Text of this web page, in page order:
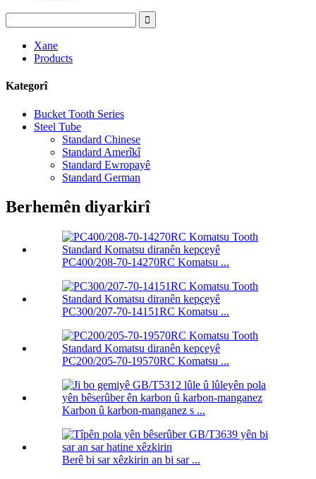
Xane
Products
Kategorî
Bucket Tooth Series
Steel Tube
Standard Chinese
Standard Amerîkî
Standard Ewropayê
Standard German
Berhemên diyarkirî
PC400/208-70-14270RC Komatsu ...
PC300/207-70-14151RC Komatsu ...
PC200/205-70-19570RC Komatsu ...
Karbon û karbon-manganez s ...
Berê bi sar xêzkirin an bi sar ...